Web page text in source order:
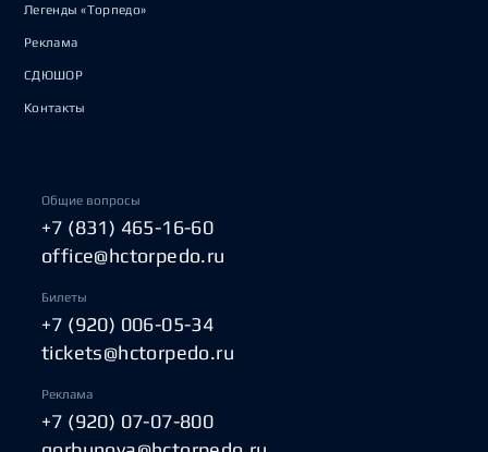
Легенды «Торпедо»
Реклама
СДЮШОР
Контакты
Общие вопросы
+7 (831) 465-16-60
office@hctorpedo.ru
Билеты
+7 (920) 006-05-34
tickets@hctorpedo.ru
Реклама
+7 (920) 07-07-800